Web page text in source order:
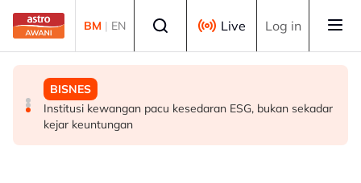
Skip to main content
BM | EN Live Log in
BISNES
Go Auto labur RM1.5 juta perluas fasiliti, sasar
tempahan RM50 juta
DUNIA
Ronaldo, Georgina akhiri penantian hampir sedekad,
bakal disatukan sebagai suami isteri
BISNES
Institusi kewangan pacu kesedaran ESG, bukan sekadar
kejar keuntungan